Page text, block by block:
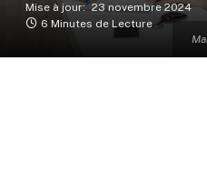
Mise à jour: 23 novembre 2024
6 Minutes de Lecture